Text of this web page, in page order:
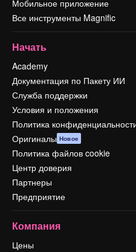
Мобильное приложение
Все инструменты Magnific
Начать
Academy
Документация по Пакету ИИ
Служба поддержки
Условия и положения
Политика
Оригиналы Новое
Политика файлов cookie
Центр доверия
Партнеры
Предприятие
Компания
Цены